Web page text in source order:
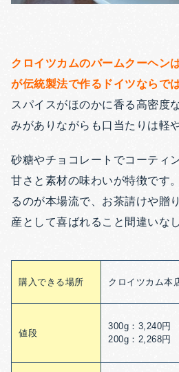
クロイツカムのバームクーヘン
が伝統製法で作るドイツならで
スパイスがほのかに香る高密度
みがありながらも口当たりは軽や
砂糖やチョコレートでコーティ
甘さと素材の味わいが特徴です
るのが本場流で、お茶請けや贈
産として喜ばれること間違いな
購入できる場所 クロイツカム本
値段
300g：3,240円
200g：2,268円